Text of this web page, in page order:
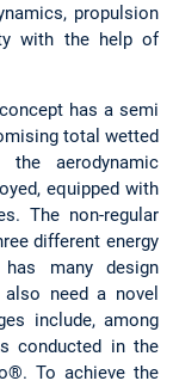
propulsion
with the help of
has a semi
total wetted
aerodynamic
equipped with
The non-regular
different energy
many design
need a novel
include, among
conducted in the
To achieve the